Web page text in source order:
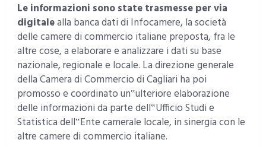
Le informazioni sono state trasmesse per via
digitalealla banca dati di Infocamere, la società
delle camere di commercio italiane preposta, fra le
altre cose, a elaborare e analizzare i dati su base
nazionale, regionale e locale. La direzione generale
della Camera di Commercio di Cagliari ha poi
promosso e coordinato un‟ulteriore elaborazione
delle informazioni da parte dell‟Ufficio Studi e
Statistica dell‟Ente camerale locale, in sinergia con le
altre camere di commercio italiane.